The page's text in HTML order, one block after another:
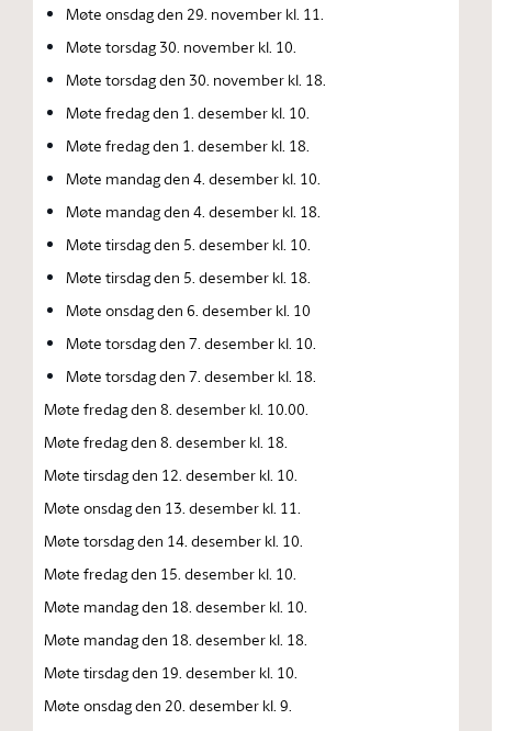
Møte onsdag den 29. november kl. 11.
Møte torsdag 30. november kl. 10.
Møte torsdag den 30. november kl. 18.
Møte fredag den 1. desember kl. 10.
Møte fredag den 1. desember kl. 18.
Møte mandag den 4. desember kl. 10.
Møte mandag den 4. desember kl. 18.
Møte tirsdag den 5. desember kl. 10.
Møte tirsdag den 5. desember kl. 18.
Møte onsdag den 6. desember kl. 10
Møte torsdag den 7. desember kl. 10.
Møte torsdag den 7. desember kl. 18.
Møte fredag den 8. desember kl. 10.00.
Møte fredag den 8. desember kl. 18.
Møte tirsdag den 12. desember kl. 10.
Møte onsdag den 13. desember kl. 11.
Møte torsdag den 14. desember kl. 10.
Møte fredag den 15. desember kl. 10.
Møte mandag den 18. desember kl. 10.
Møte mandag den 18. desember kl. 18.
Møte tirsdag den 19. desember kl. 10.
Møte onsdag den 20. desember kl. 9.